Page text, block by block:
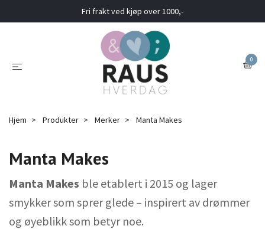
Fri frakt ved kjøp over 1000,-
0
Hjem Produkter Merker Manta Makes
Manta Makes
Manta Makes ble etablert i 2015 og lager
smykker som sprer glede – inspirert av drømmer
og øyeblikk som betyr noe.